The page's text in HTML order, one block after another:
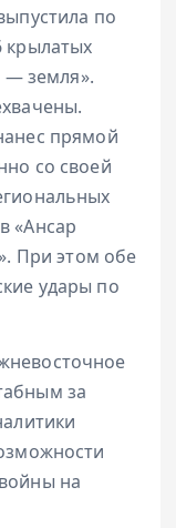
по
крылатых
— земля».
прямой
со своей
«Ансар
При этом обе
удары по
за
на